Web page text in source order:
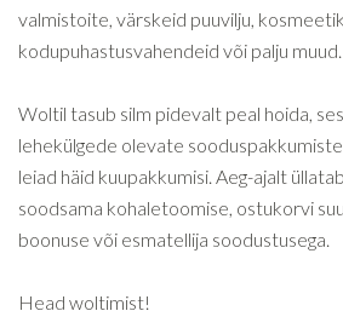
valmistoite, värskeid puuvilju,
kodupuhastusvahendeid või palju muud.
Woltil tasub silm pidevalt peal hoida,
lehekülgede olevate
leiad häid kuupakkumisi. Aeg-ajalt
soodsama kohaletoomise, ostukorvi
boonuse või esmatellija soodustusega.
Head woltimist!